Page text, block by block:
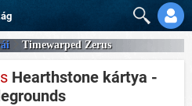
Timewarped Zerus
Hearthstone kártya -